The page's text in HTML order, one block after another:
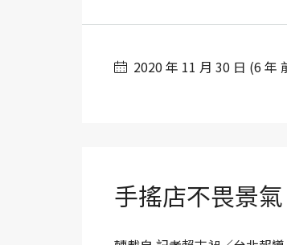
2020 年 11 月 30 日 (6 年
手搖店不畏景